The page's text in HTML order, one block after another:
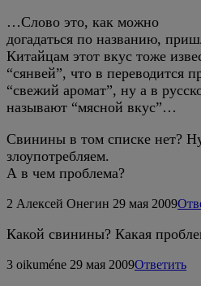
…Слово это, как можно
догадаться по названию,
Китайцам этот вкус тоже
“сянвей”, что в переводится
“свежий аромат”, ну а в
называют “мясной вкус”…
Свинины в том списке нет?
злоупотребляем.
А в чем проблема?
2 Алексей Онегин 29 мая 2009
Какой свинины? Какая
3 oikuméne 29 мая 2009Ответить